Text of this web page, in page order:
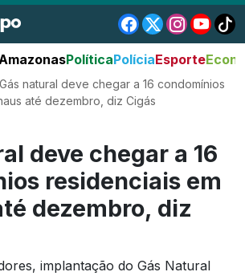
PolíticaPolíciaEsporte
Gás natural deve chegar a 16 condomínios
até dezembro, diz Cigás
deve chegar a 16
residenciais em
dezembro, diz
implantação do Gás Natural